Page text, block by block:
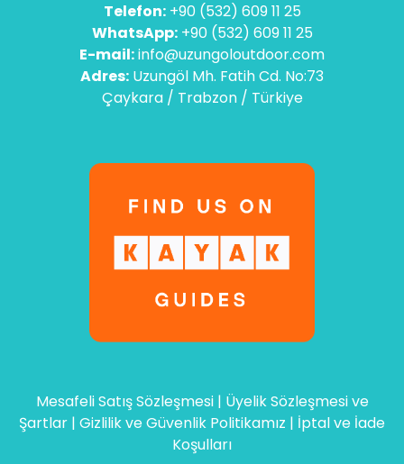
Telefon: +90 (532) 609 11 25
WhatsApp: +90 (532) 609 11 25
E-mail:info@uzungoloutdoor.com
Adres: Uzungöl Mh. Fatih Cd. No:73
Çaykara / Trabzon / Türkiye
Mesafeli Satış Sözleşmesi| Üyelik Sözleşmesi ve
Şartlar | Gizlilik ve Güvenlik Politikamız | İptal ve İade
Koşulları